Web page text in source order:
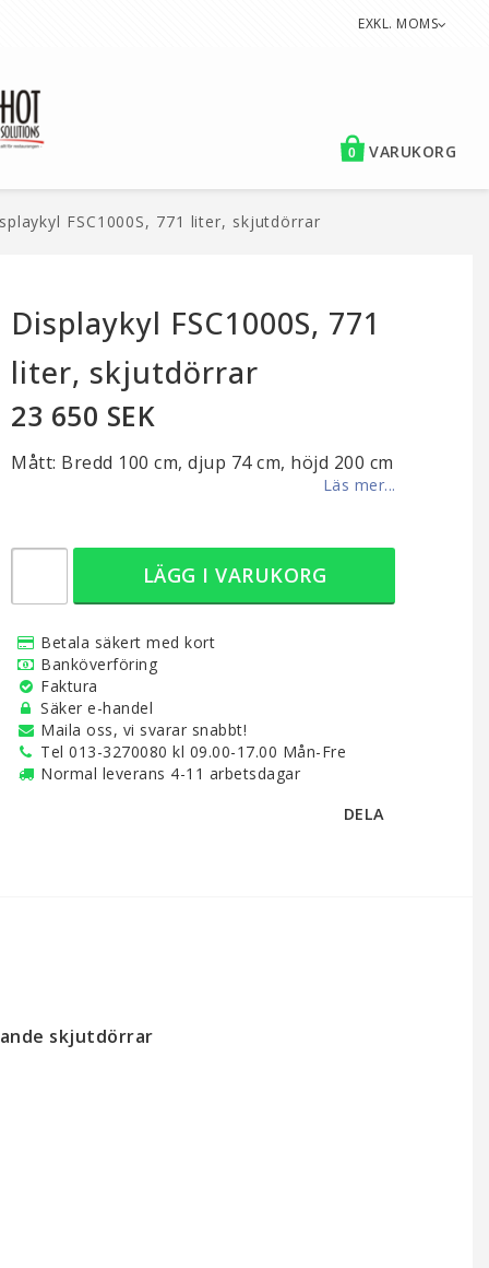
EXKL. MOMS
VARUKORG
0
FSC1000S, 771 liter, skjutdörrar
Displaykyl FSC1000S, 771
liter, skjutdörrar
23 650 SEK
Mått: Bredd 100 cm, djup 74 cm, höjd 200 cm
Läs mer...
LÄGG I VARUKORG
Betala säkert med kort
Banköverföring
Faktura
Säker e-handel
Maila oss, vi svarar snabbt!
Tel 013-3270080 kl 09.00-17.00 Mån-Fre
Normal leverans 4-11 arbetsdagar
DELA
skjutdörrar